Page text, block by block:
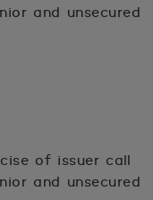
and unsecured
of issuer call
and unsecured